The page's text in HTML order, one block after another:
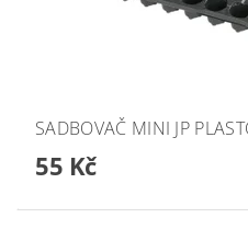
SADBOVAČ MINI JP
55 Kč